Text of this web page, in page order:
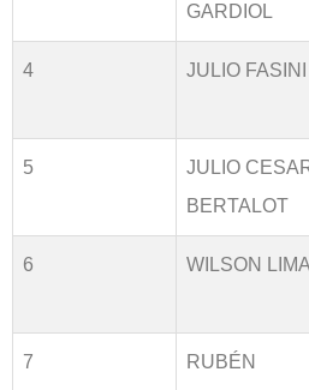
GARDIOL
4 JULIO FASINI
5
JULIO
BERTALOT
6 WILSON LIMA
7
RUBÉN